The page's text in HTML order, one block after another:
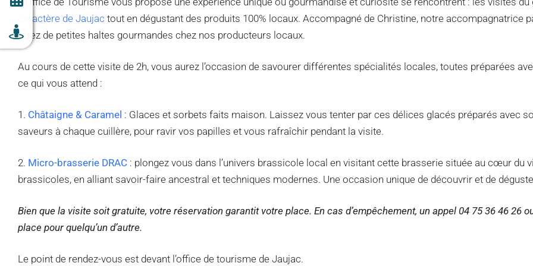
caractère de Jaujac tout en dégustant des produits 100% locaux. Accompagné de Christine, notre accompagnatrice
ferez de petites haltes gourmandes chez nos producteurs locaux.
Au cours de cette visite de 2h, vous aurez l’occasion de savourer différentes spécialités locales, toutes préparées
ce qui vous attend :
1. Châtaigne & Caramel : Glaces et sorbets faits maison. Laissez vous tenter par ces délices glacés préparés avec
saveurs à chaque cuillère, pour ravir vos papilles et vous rafraîchir pendant la visite.
2. Micro-brasserie DRAC : plongez vous dans l’univers brassicole local en visitant cette brasserie située au cœur du
brassicoles, en alliant savoir-faire ancestral et techniques modernes. Une occasion unique de découvrir et de
Bien que la visite soit gratuite, votre réservation garantit votre place. En cas d’empêchement, un appel 04 75 36 46 26
place pour quelqu’un d’autre.
Le point de rendez-vous est devant l’office de tourisme de Jaujac.